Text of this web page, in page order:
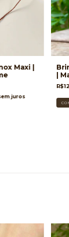
Maxi |
juros
|